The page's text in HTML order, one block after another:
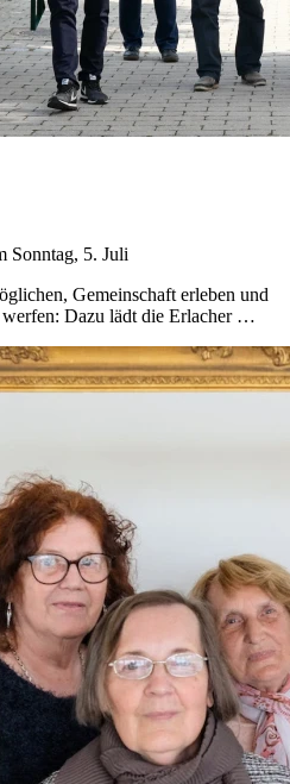
Sonntag, 5. Juli
Gemeinschaft erleben und
Dazu lädt die Erlacher …